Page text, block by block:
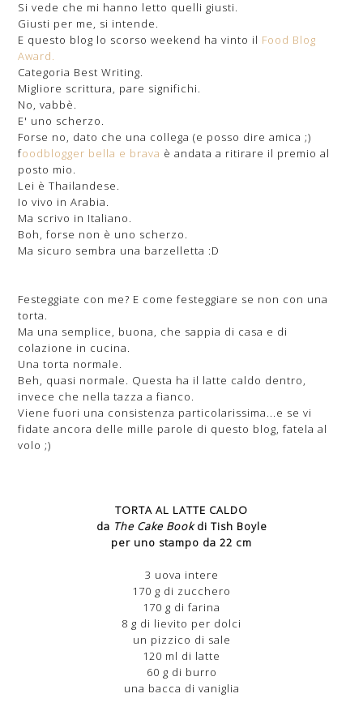
Si vede che mi hanno letto quelli giusti.
Giusti per me, si intende.
E questo blog lo scorso weekend ha vinto il Food Blog
Award.
Categoria Best Writing.
Migliore scrittura, pare significhi.
No, vabbè.
E' uno scherzo.
Forse no, dato che una collega (e posso dire amica ;)
foodblogger bella e brava è andata a ritirare il premio al
posto mio.
Lei è Thailandese.
Io vivo in Arabia.
Ma scrivo in Italiano.
Boh, forse non è uno scherzo.
Ma sicuro sembra una barzelletta :D
Festeggiate con me? E come festeggiare se non con una
torta.
Ma una semplice, buona, che sappia di casa e di
colazione in cucina.
Una torta normale.
Beh, quasi normale. Questa ha il latte caldo dentro,
invece che nella tazza a fianco.
Viene fuori una consistenza particolarissima...e se vi
fidate ancora delle mille parole di questo blog, fatela al
volo ;)
TORTA AL LATTE CALDO
da The Cake Bookdi Tish Boyle
per uno stampo da 22 cm
3 uova intere
170 g di zucchero
170 g di farina
8 g di lievito per dolci
un pizzico di sale
120 ml di latte
60 g di burro
una bacca di vaniglia